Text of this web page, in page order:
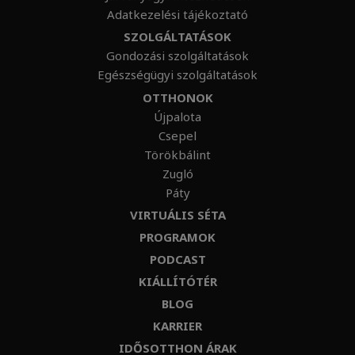
Adatkezelési tájékoztató
SZOLGÁLTATÁSOK
Gondozási szolgáltatások
Egészségügyi szolgáltatások
OTTHONOK
Újpalota
Csepel
Törökbálint
Zugló
Páty
VIRTUÁLIS SÉTA
PROGRAMOK
PODCAST
KIÁLLÍTÓTÉR
BLOG
KARRIER
IDŐSOTTHON ÁRAK